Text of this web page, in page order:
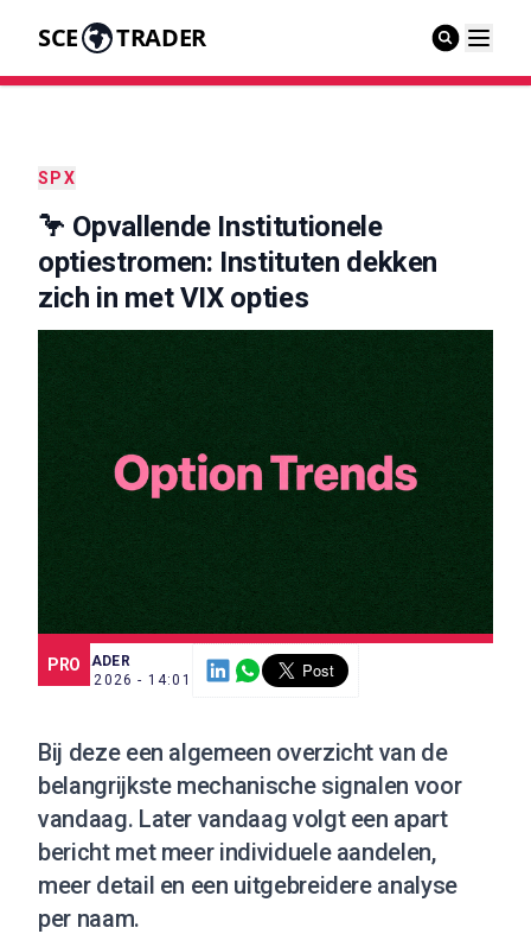
SCE TRADER
SPX
🦩 Opvallende Institutionele
optiestromen: Instituten dekken
zich in met VIX opties
PRO
SCE TRADER
3 JUN. 2026 - 14:01
Bij deze een algemeen overzicht van de
belangrijkste mechanische signalen voor
vandaag. Later vandaag volgt een apart
bericht met meer individuele aandelen,
meer detail en een uitgebreidere analyse
per naam.